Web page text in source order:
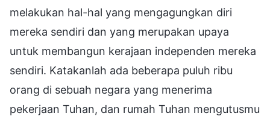
melakukan hal-hal yang mengagungkan diri
mereka sendiri dan yang merupakan upaya
untuk membangun kerajaan independen mereka
sendiri. Katakanlah ada beberapa puluh ribu
orang di sebuah negara yang menerima
pekerjaan Tuhan, dan rumah Tuhan mengutusmu